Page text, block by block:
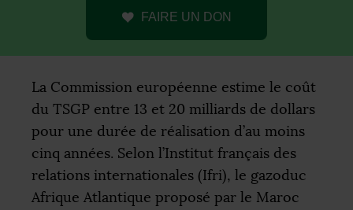
FAIRE UN DON
La Commission européenne estime le coût
du TSGP entre 13 et 20 milliards de dollars
pour une durée de réalisation d’au moins
cinq années. Selon l’Institut français des
relations internationales (Ifri), le gazoduc
Afrique Atlantique proposé par le Maroc